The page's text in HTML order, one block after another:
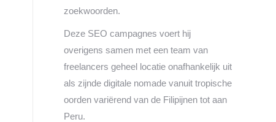
zoekwoorden.
Deze SEO campagnes voert hij
overigens samen met een team van
freelancers geheel locatie onafhankelijk uit
als zijnde digitale nomade vanuit tropische
oorden variërend van de Filipijnen tot aan
Peru.